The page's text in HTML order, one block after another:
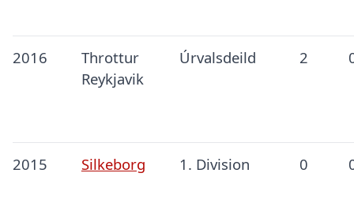
2016
Throttur
Reykjavik
Úrvalsdeild 2
2015 Silkeborg 1. Division 0